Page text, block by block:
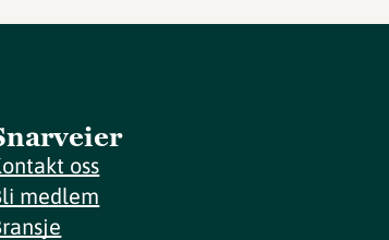
oss
medlem